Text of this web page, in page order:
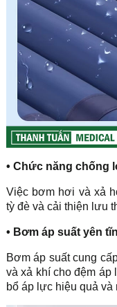
• Chức năng chống
Việc bơm hơi và xả
tỳ đè và cải thiện lưu
• Bơm áp suất yên
Bơm áp suất cung
và xả khí cho đệm áp
bổ áp lực hiệu quả và